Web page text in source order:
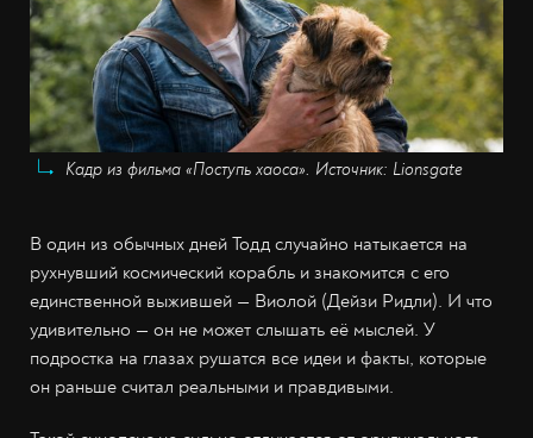
Кадр из фильма «Поступь хаоса». Источник: Lionsgate
В один из обычных дней Тодд случайно натыкается на
рухнувший космический корабль и знакомится с его
единственной выжившей — Виолой (Дейзи Ридли). И что
удивительно — он не может слышать её мыслей. У
подростка на глазах рушатся все идеи и факты, которые
он раньше считал реальными и правдивыми.